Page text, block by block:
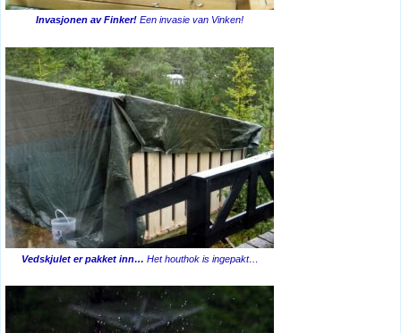
Invasjonen av Finker! Een invasie van Vinken!
Vedskjulet er pakket inn… Het houthok is ingepakt…